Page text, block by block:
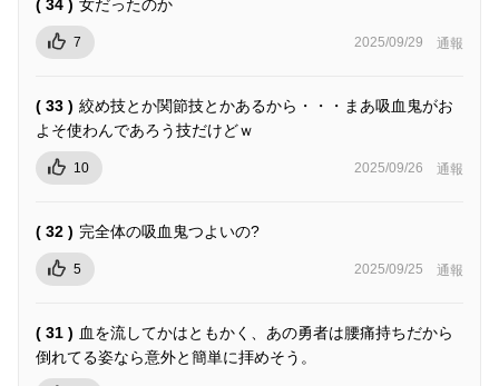
( 34 ) 女だったのか
7 2025/09/29 通報
( 33 ) 絞め技とか関節技とかあるから・・・まあ吸血鬼がお
よそ使わんであろう技だけどｗ
10 2025/09/26 通報
( 32 ) 完全体の吸血鬼つよいの?
5 2025/09/25 通報
( 31 ) 血を流してかはともかく、あの勇者は腰痛持ちだから
倒れてる姿なら意外と簡単に拝めそう。